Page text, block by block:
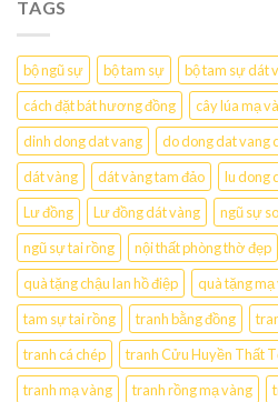
TAGS
bộ ngũ sự bộ tam sự bộ tam sự dát
cách đặt bát hương đồng
cây lúa mạ
dinh dong dat vang
do dong dat vang
dát vàng
dát vàng tam đảo lu dong
Lư đồng
Lư đồng dát vàng ngũ sự
ngũ sự tai rồng
nội thất phòng thờ đẹp
quà tặng chậu lan hồ điệp
quà tặng mạ
tam sự tai rồng
tranh bằng đồng
tranh cá chép
tranh Cửu Huyền Thất
tranh mạ vàng
tranh rồng mạ vàng